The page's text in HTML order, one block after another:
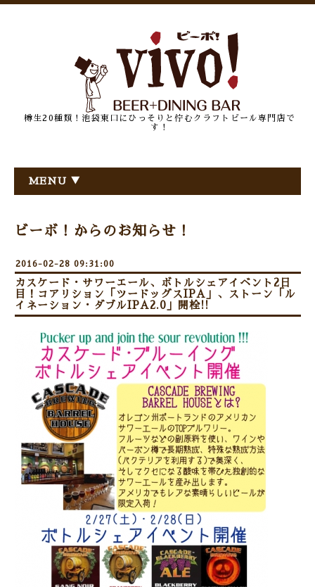
樽生20種類！池袋東口にひっそりと佇むクラフトビール専門店で
す！
MENU ▼
ビーボ！からのお知らせ！
2016-02-28 09:31:00
カスケード・サワーエール、ボトルシェアイベント2日
目！コアリション「ツードッグスIPA」、ストーン「ル
イネーション・ダブルIPA2.0」開栓!!